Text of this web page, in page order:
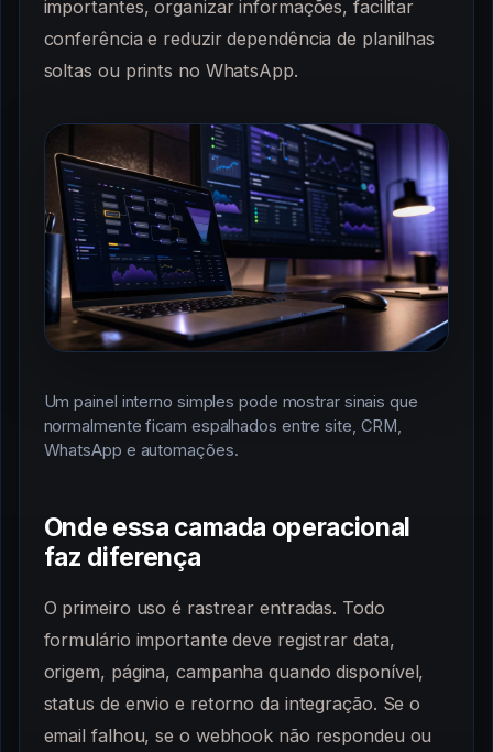
importantes, organizar informações, facilitar
conferência e reduzir dependência de planilhas
soltas ou prints no WhatsApp.
Um painel interno simples pode mostrar sinais que
normalmente ficam espalhados entre site, CRM,
WhatsApp e automações.
Onde essa camada operacional
faz diferença
O primeiro uso é rastrear entradas. Todo
formulário importante deve registrar data,
origem, página, campanha quando disponível,
status de envio e retorno da integração. Se o
email falhou, se o webhook não respondeu ou